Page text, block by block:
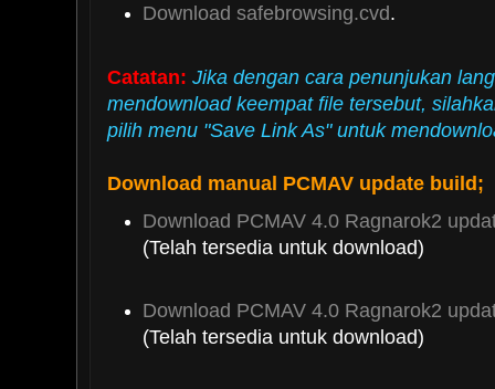
Download safebrowsing.cvd.
Catatan: Jika dengan cara penunjukan
mendownload keempat file tersebut,
pilih menu "Save Link As" untuk
Download manual PCMAV update build;
Download PCMAV 4.0 Ragnarok2
(Telah tersedia untuk download)
Download PCMAV 4.0 Ragnarok2
(Telah tersedia untuk download)